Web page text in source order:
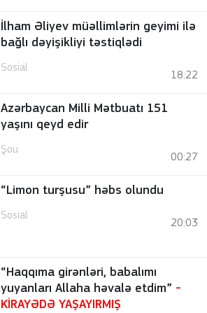
İlham Əliyev müəllimlərin geyimi ilə
bağlı dəyişikliyi təstiqlədi
Sosial
18:22
Azərbaycan Milli Mətbuatı 151
yaşını qeyd edir
Şou
00:27
“Limon turşusu” həbs olundu
Sosial
20:03
“Haqqıma girənləri, babalımı
yuyanları Allaha həvalə etdim” -
KİRAYƏDƏ YAŞAYIRMIŞ